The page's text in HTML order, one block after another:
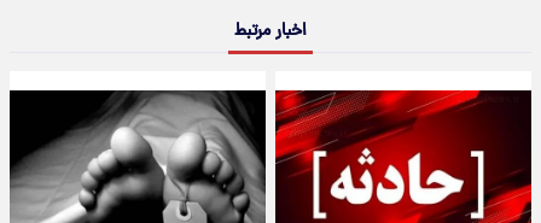
اخبار مرتبط